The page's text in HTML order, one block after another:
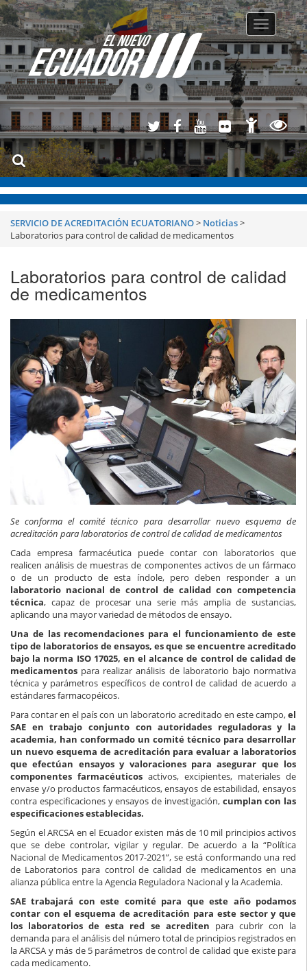
Toggle
SERVICIO DE ACREDITACIÓN ECUATORIANO> Noticias>
Laboratorios para control de calidad de medicamentos
Laboratorios para control de calidad
de medicamentos
Se conforma el comité técnico para desarrollar nuevo esquema de
acreditación para laboratorios de control de calidad de medicamentos
Cada empresa farmacéutica puede contar con laboratorios que
realicen análisis de muestras de componentes activos de un fármaco
o de un producto de esta índole, pero deben responder a un
laboratorio nacional de control de calidad con competencia
técnica, capaz de procesar una serie más amplia de sustancias,
aplicando una mayor variedad de métodos de ensayo.
Una de las recomendaciones para el funcionamiento de este
tipo de laboratorios de ensayos, es que se encuentre acreditado
bajo la norma ISO 17025, en el alcance de control de calidad de
medicamentos para realizar análisis de laboratorio bajo normativa
técnica y parámetros específicos de control de calidad de acuerdo a
estándares farmacopéicos.
Para contar en el país con un laboratorio acreditado en este campo,el
SAE en trabajo conjunto con autoridades reguladoras y la
academia, han conformado un comité técnico para desarrollar
un nuevo esquema de acreditación para evaluar a laboratorios
que efectúan ensayos y valoraciones para asegurar que los
componentes farmacéuticos activos, excipientes, materiales de
envase y/o productos farmacéuticos, ensayos de estabilidad, ensayos
contra especificaciones y ensayos de investigación, cumplan con las
especificaciones establecidas.
Según el ARCSA en el Ecuador existen más de 10 mil principios activos
que se debe controlar, vigilar y regular. De acuerdo a la “Política
Nacional de Medicamentos 2017-2021”, se está conformando una red
de Laboratorios para control de calidad de medicamentos en una
alianza pública entre la Agencia Reguladora Nacional y la Academia.
SAE trabajará con este comité para que este año podamos
contar con el esquema de acreditación para este sector y que
los laboratorios de esta red se acrediten para cubrir con la
demanda para el análisis del número total de principios registrados en
la ARCSA y más de 5 parámetros de control de calidad que existe para
cada medicamento.